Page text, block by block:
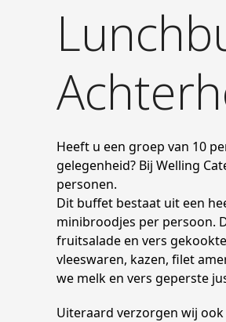
Heeft u een groep van 10
gelegenheid? Bij Welling
personen.
Dit buffet bestaat uit een
minibroodjes per persoon.
fruitsalade en vers
vleeswaren, kazen, filet
we melk en vers geperste
Uiteraard verzorgen wij